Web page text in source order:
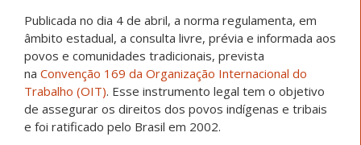
Publicada no dia 4 de abril, a norma regulamenta, em
âmbito estadual, a consulta livre, prévia e informada aos
povos e comunidades tradicionais, prevista
na Convenção 169 da Organização Internacional do
Trabalho (OIT). Esse instrumento legal tem o objetivo
de assegurar os direitos dos povos indígenas e tribais
e foi ratificado pelo Brasil em 2002.